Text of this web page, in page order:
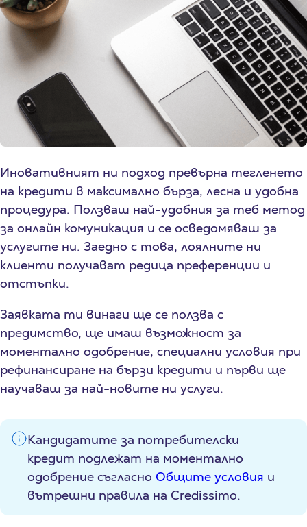
Иновативният ни подход превърна тегленето
на кредити в максимално бърза, лесна и удобна
процедура. Ползваш най-удобния за теб метод
за онлайн комуникация и се осведомяваш за
услугите ни. Заедно с това, лоялните ни
клиенти получават редица преференции и
отстъпки.
Заявката ти винаги ще се ползва с
предимство, ще имаш възможност за
моментално одобрение, специални условия при
рефинансиране на бързи кредити и първи ще
научаваш за най-новите ни услуги.
Кандидатите за потребителски
кредит подлежат на моментално
одобрение съгласно Общите условия и
вътрешни правила на Credissimo.